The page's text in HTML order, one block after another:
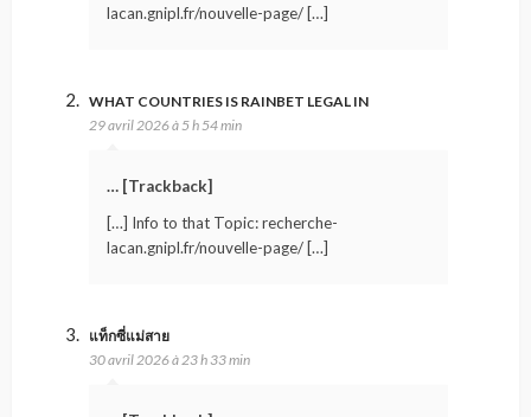
lacan.gnipl.fr/nouvelle-page/ […]
WHAT COUNTRIES IS RAINBET LEGAL IN
29 avril 2026 à 5 h 54 min
… [Trackback]
[…] Info to that Topic: recherche-
lacan.gnipl.fr/nouvelle-page/ […]
แท็กซี่แม่สาย
30 avril 2026 à 23 h 33 min